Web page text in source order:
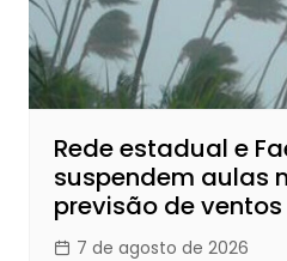
Rede estadual e
suspendem aulas
previsão de
7 de agosto de 2026